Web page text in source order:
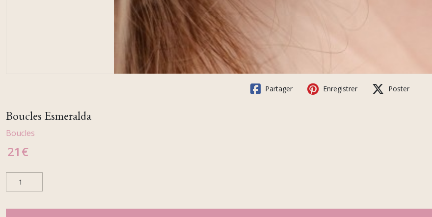
Partager Enregistrer Poster
Boucles Esmeralda
Boucles
21 €